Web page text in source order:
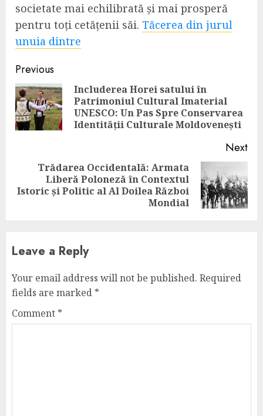
societate mai echilibrată și mai prosperă
pentru toți cetățenii săi. Tăcerea din jurul
unuia dintre
Continue
Reading
Previous
Includerea Horei satului în
Patrimoniul Cultural Imaterial
UNESCO: Un Pas Spre Conservarea
Identității Culturale Moldovenești
Next
post:
Trădarea Occidentală: Armata
Liberă Poloneză în Contextul
Istoric și Politic al Al Doilea Război
Mondial
Leave a Reply
Your email address will not be published. Required
fields are marked *
Comment *